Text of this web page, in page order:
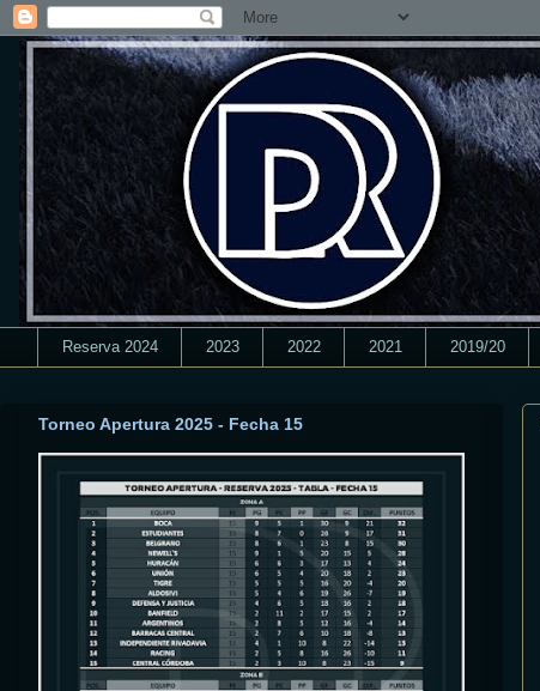
Reserva 2024 2023 2022 2021 2019/20
Torneo Apertura 2025 - Fecha 15